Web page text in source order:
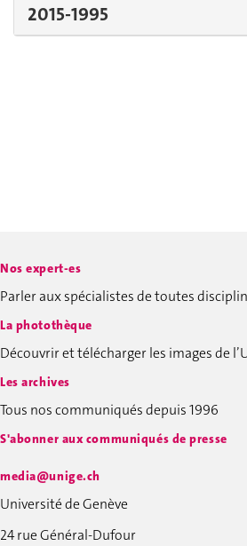
2015-1995
Nos expert-es
Parler aux spécialistes de toutes
La photothèque
Découvrir et télécharger les images de
Les archives
Tous nos communiqués depuis 1996
S'abonner aux communiqués de presse
media@unige.ch
Université de Genève
24 rue Général-Dufour